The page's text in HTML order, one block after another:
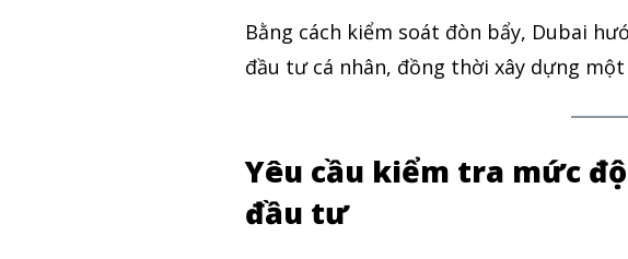
Bằng cách kiểm soát đòn bẩy, Dubai
đầu tư cá nhân, đồng thời xây dựng
Yêu cầu kiểm tra mức
đầu tư